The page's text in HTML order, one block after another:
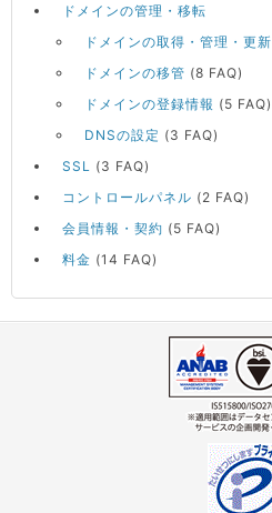
ドメインの管理・移転
ドメインの取得・管理・更新
ドメインの移管 (8 FAQ)
ドメインの登録情報 (5 FAQ)
DNSの設定 (3 FAQ)
SSL
(3 FAQ)
コントロールパネル (2 FAQ)
会員情報・契約 (5 FAQ)
料金 (14 FAQ)